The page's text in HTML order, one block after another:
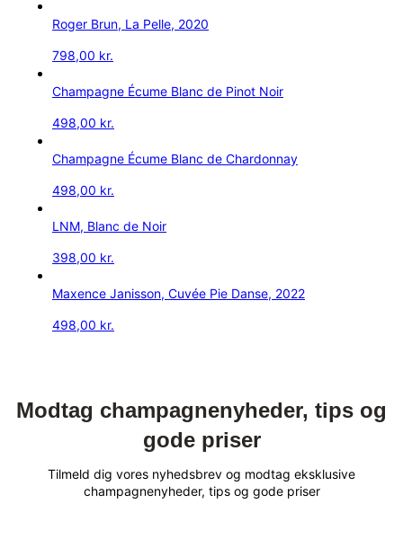
Roger Brun, La Pelle, 2020
798,00 kr.
Champagne Écume Blanc de Pinot Noir
498,00 kr.
Champagne Écume Blanc de Chardonnay
498,00 kr.
LNM, Blanc de Noir
398,00 kr.
Maxence Janisson, Cuvée Pie Danse, 2022
498,00 kr.
Modtag champagnenyheder, tips og
gode priser
Tilmeld dig vores nyhedsbrev og modtag eksklusive
champagnenyheder, tips og gode priser